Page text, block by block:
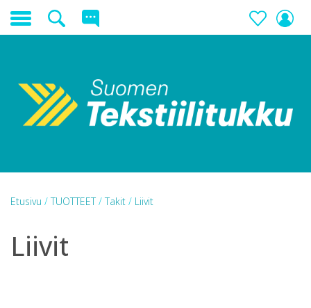
Etusivu /TUOTTEET/Takit / Liivit
Liivit